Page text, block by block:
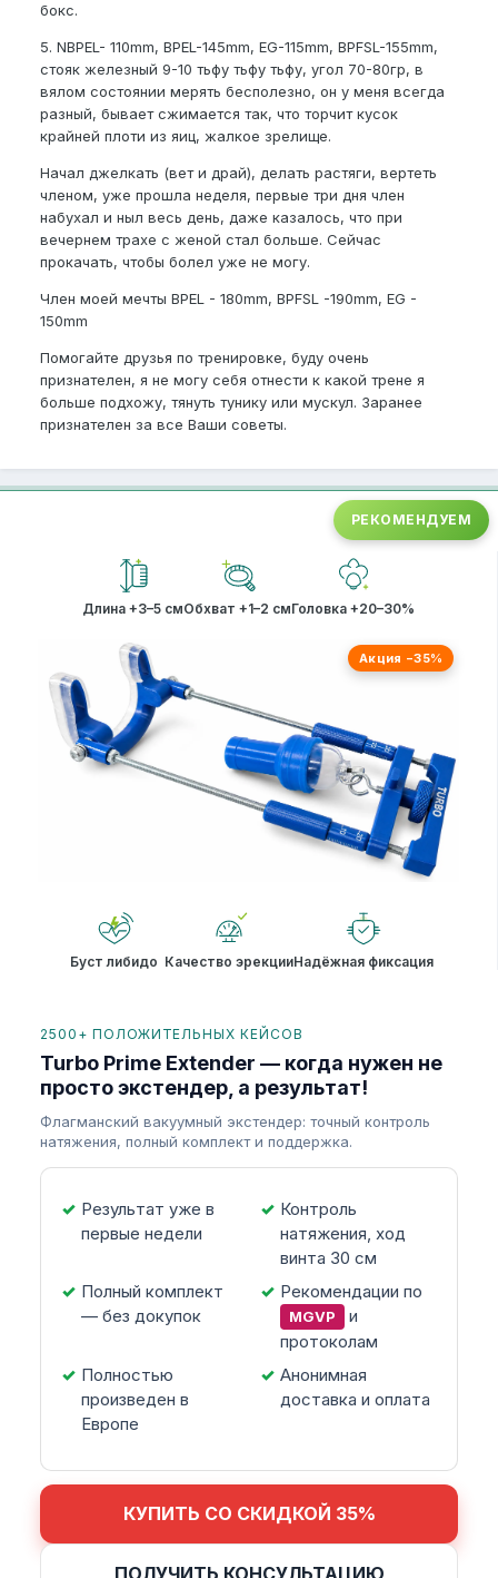
бокс.
5. NBPEL- 110mm, BPEL-145mm, EG-115mm, BPFSL-155mm,
стояк железный 9-10 тьфу тьфу тьфу, угол 70-80гр, в
вялом состоянии мерять бесполезно, он у меня всегда
разный, бывает сжимается так, что торчит кусок
крайней плоти из яиц, жалкое зрелище.
Начал джелкать (вет и драй), делать растяги, вертеть
членом, уже прошла неделя, первые три дня член
набухал и ныл весь день, даже казалось, что при
вечернем трахе с женой стал больше. Сейчас
прокачать, чтобы болел уже не могу.
Член моей мечты BPEL - 180mm, BPFSL -190mm, EG -
150mm
Помогайте друзья по тренировке, буду очень
признателен, я не могу себя отнести к какой трене я
больше подхожу, тянуть тунику или мускул. Заранее
признателен за все Ваши советы.
РЕКОМЕНДУЕМ
Длина +3–5 смОбхват +1–2 смГоловка +20–30%
Акция −35%
Буст либидо Качество эрекцииНадёжная фиксация
2500+ ПОЛОЖИТЕЛЬНЫХ КЕЙСОВ
Turbo Prime Extender — когда нужен не
просто экстендер, а результат!
Флагманский вакуумный экстендер: точный контроль
натяжения, полный комплект и поддержка.
Результат уже в
первые недели
Контроль
натяжения, ход
винта 30 см
Полный комплект
— без докупок
Рекомендации по
MGVP
и
протоколам
Полностью
произведен в
Европе
Анонимная
доставка и оплата
КУПИТЬ СО СКИДКОЙ 35%